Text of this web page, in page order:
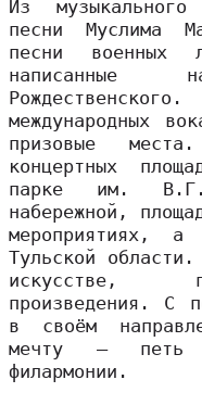
Из музыкального
песни Муслима
песни военных
написанные
международных
призовые
концертных
парке им. В.Г.
набережной,
мероприятиях,
Тульской
искусстве,
произведения. С
в своём
мечту – петь
филармонии.